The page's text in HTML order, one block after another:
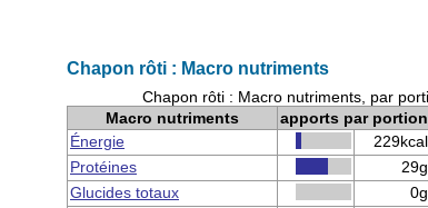
Chapon rôti : Macro nutriments
Chapon rôti : Macro nutriments, par
Macro nutriments
apports par portion
Énergie
229kcal
Protéines
29g
Glucides totaux
0g